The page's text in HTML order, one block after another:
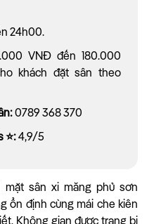
24h00.
VNĐ đến 180.000
khách đặt sân theo
0789 368 370
⭐:4,9/5
mặt sân xi măng phủ sơn
ổn định cùng mái che kiên